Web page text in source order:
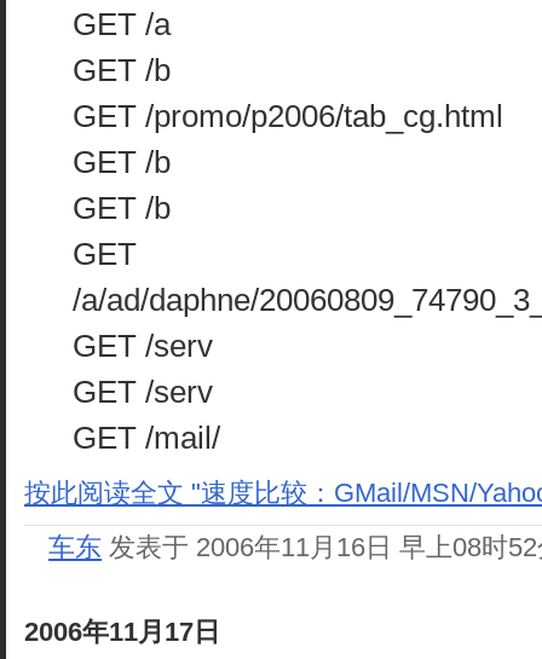
GET /a
GET /b
GET /promo/p2006/tab_cg.html
GET /b
GET /b
GET
/a/ad/daphne/
GET /serv
GET /serv
GET /mail/
按此阅读全文 "速度比较：GMail/MSN/
车东 发表于 2006年11月16日 早上08时
2006年11月17日